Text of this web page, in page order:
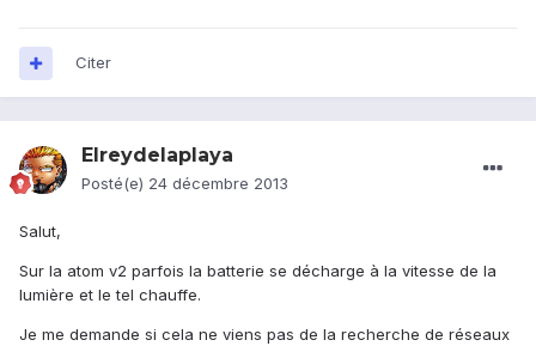
Citer
Elreydelaplaya
Posté(e) 24 décembre 2013
Salut,
Sur la atom v2 parfois la batterie se décharge à la vitesse de la
lumière et le tel chauffe.
Je me demande si cela ne viens pas de la recherche de réseaux